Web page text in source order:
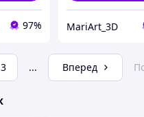
97% MariArt_3D
3 ... Вперед